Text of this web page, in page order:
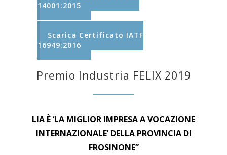
14001:2015
Scarica Certificato IATF
16949:2016
Premio Industria FELIX 2019
LIA È ‘LA MIGLIOR IMPRESA A VOCAZIONE
INTERNAZIONALE’ DELLA PROVINCIA DI
FROSINONE”